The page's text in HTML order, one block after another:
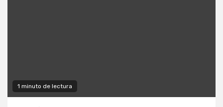
1 minuto de lectura